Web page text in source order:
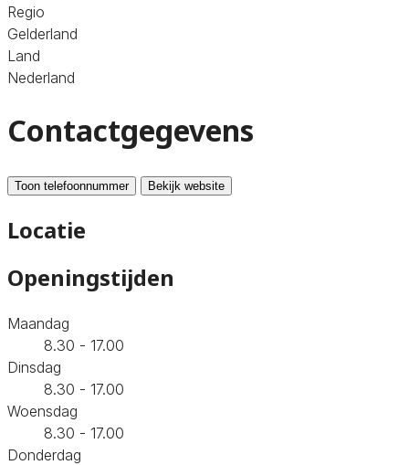
Regio
Gelderland
Land
Nederland
Contactgegevens
Toon telefoonnummer Bekijk website
Locatie
Openingstijden
Maandag
8.30 - 17.00
Dinsdag
8.30 - 17.00
Woensdag
8.30 - 17.00
Donderdag